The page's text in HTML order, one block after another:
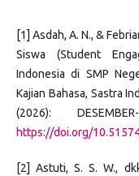
[1] Asdah, A. N., &
Siswa (Student
Indonesia di SMP
Kajian Bahasa, Sastra
(2026):
https://doi.org/
[2] Astuti, S. S. W.,